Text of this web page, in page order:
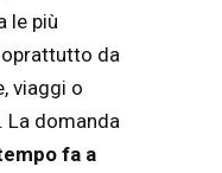
le più
da
viaggi o
La domanda
fa a